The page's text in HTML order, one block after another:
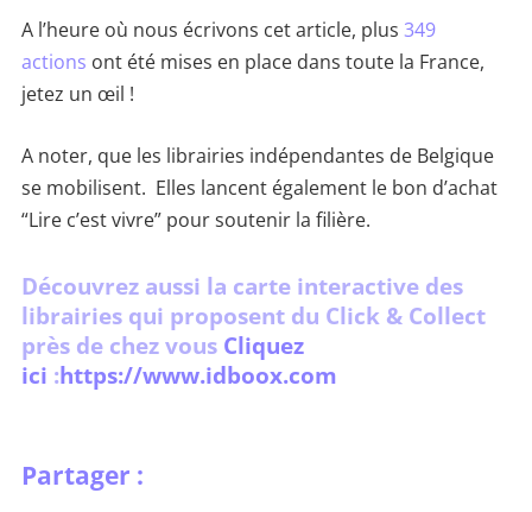
A l’heure où nous écrivons cet article, plus 349
actions ont été mises en place dans toute la France,
jetez un œil !
A noter, que les librairies indépendantes de Belgique
se mobilisent. Elles lancent également le bon d’achat
“Lire c’est vivre” pour soutenir la filière.
Découvrez aussi la carte interactive des
librairies qui proposent du Click & Collect
près de chez vous Cliquez
ici :https://www.idboox.com